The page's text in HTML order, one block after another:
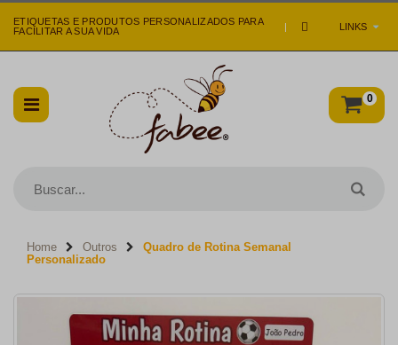
LINKS
ETIQUETAS E PRODUTOS PERSONALIZADOS PARA
FACILITAR A SUA VIDA
|
0
Home Outros
Quadro de Rotina Semanal
Personalizado